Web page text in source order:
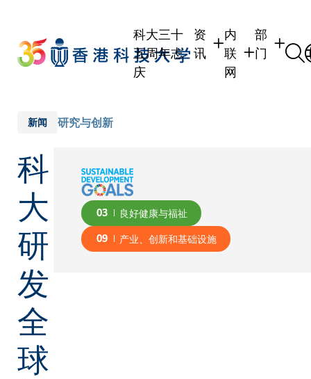
main
content
科大三十
五周年志
庆
资
讯
内
联
网
部
门
新闻 研究与创新
科
大
研
发
全
球
03 良好健康与福祉
09 产业、创新和基础设施